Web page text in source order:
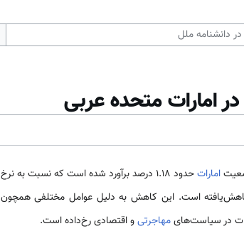
امارات متحده عربی
امارات
حدود ۱.۱۸ درصد برآورد شده است که نسبت به نرخ
درصد در سال ۲۰۱۵ کاهش‌یافته است. این کاهش به دلیل عوامل مختلفی همچون
در سیاست‌هایمهاجرتیو اقتصادی رخ‌داده است.